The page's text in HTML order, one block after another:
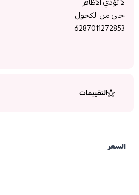
خالي من الكحول
6287011272853
التقييمات
السعر